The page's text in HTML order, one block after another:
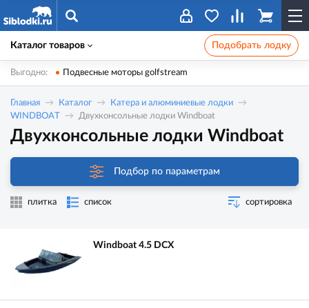
Каталог товаров Подобрать лодку
Выгодно: Подвесные моторы golfstream
Главная Каталог
Катера и алюминиевые лодки
WINDBOAT
Двухконсольные лодки Windboat
Двухконсольные лодки Windboat
Подбор по параметрам
плитка список сортировка
Windboat 4.5 DCX